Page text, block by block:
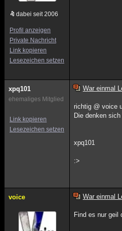
dabei seit 2006
Profil anzeigen
Private Nachricht
Link kopieren
Lesezeichen setzen
xpq101
ehemaliges Mitglied
Link kopieren
Lesezeichen setzen
War einmal
richtig @ voice
Die denken
xpq101
:>
voice War einmal
Find es nur geil